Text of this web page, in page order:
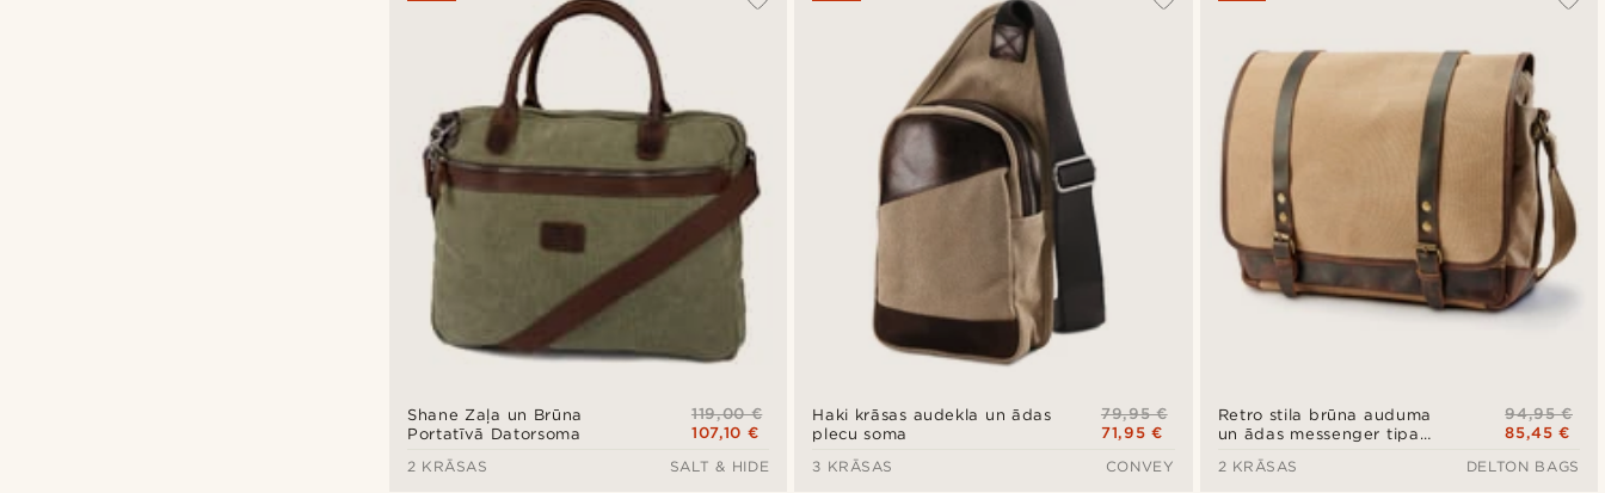
Shane Zaļa un Brūna
Portatīvā Datorsoma
119,00 €
107,10 €
2 KRĀSAS
SALT & HIDE
Haki krāsas audekla un ādas
plecu soma
79,95 €
71,95 €
3 KRĀSAS
CONVEY
Retro stila brūna auduma
un ādas messenger tipa
94,95 €
85,45 €
2 KRĀSAS
DELTON BAGS